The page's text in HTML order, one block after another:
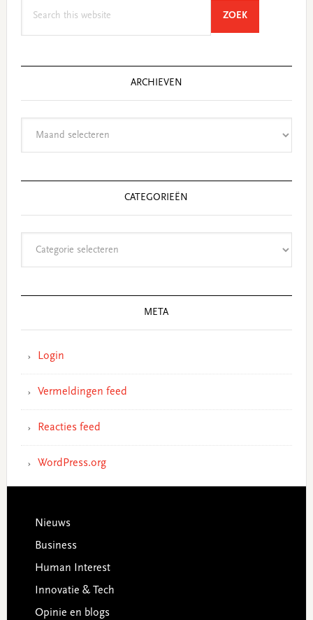
ZOEKSEARCH
ARCHIEVEN
CATEGORIEËN
META
Login
Vermeldingen feed
Reacties feed
WordPress.org
Footer
Nieuws
Business
Human Interest
Innovatie & Tech
Opinie en blogs